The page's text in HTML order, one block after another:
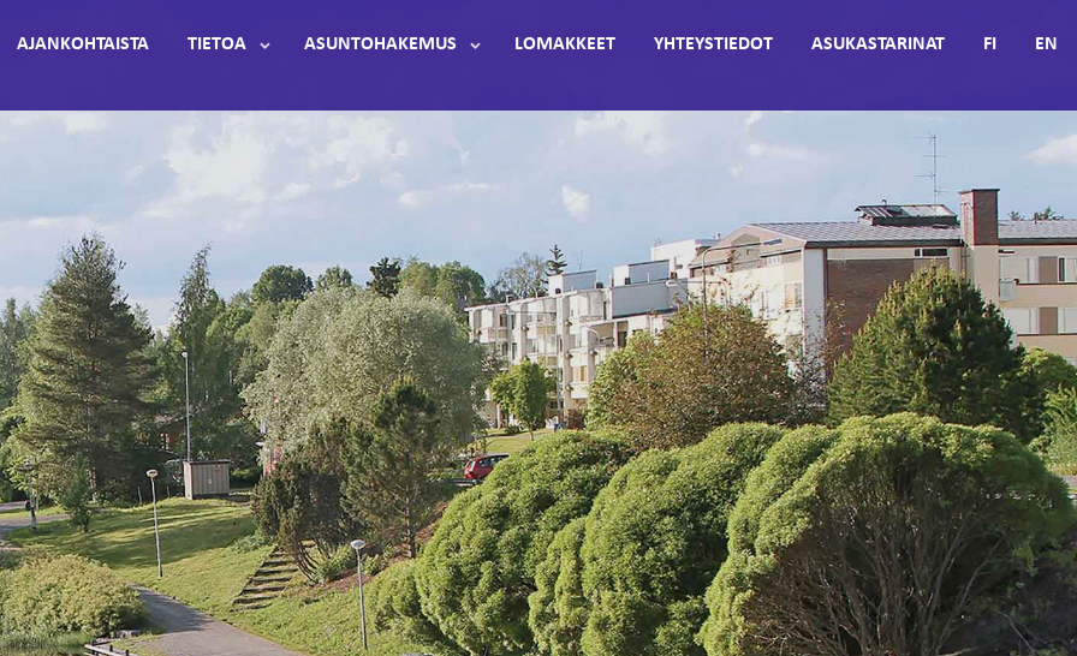
AJANKOHTAISTA TIETOA ASUNTOHAKEMUS LOMAKKEET YHTEYSTIEDOT ASUKASTARINAT FI EN